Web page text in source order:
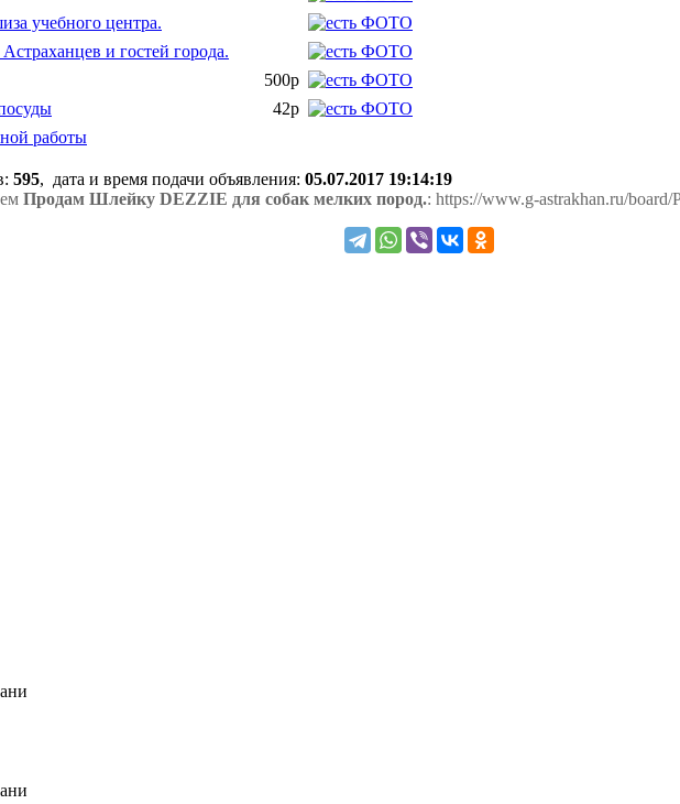
учебного центра.
и гостей города.
500р
42р
работы
: 595, дата и время подачи объявления: 05.07.2017 19:14:19
Продам Шлейку DEZZIE для собак мелких пород.: https://www.g-astrakhan.ru/